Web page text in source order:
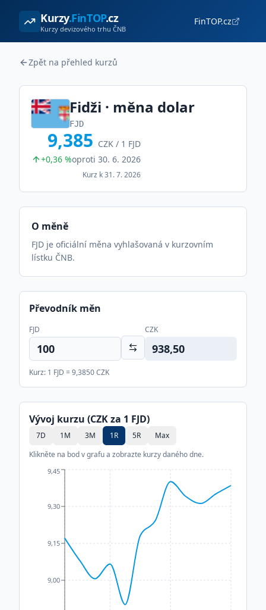
Kurzy.FinTOP.cz
Kurzy devizového trhu ČNB
FinTOP.cz
Zpět na přehled kurzů
Fidži · měna dolar
FJD
9,385 CZK / 1 FJD
+0,36 %oproti 30. 6. 2026
Kurz k31. 7. 2026
O měně
FJD je oficiální měna vyhlašovaná v kurzovním
lístku ČNB.
Převodník měn
FJD CZK
938,50
Kurz: 1 FJD =9,3850CZK
Vývoj kurzu (CZK za 1 FJD)
7D 1M 3M 1R 5R
Max
Klikněte na bod v grafu a zobrazte kurzy daného dne.
9,00
9,15
9,30
9,45